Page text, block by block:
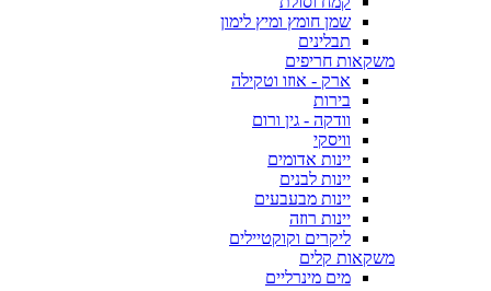
שמן חומץ ומיץ לימון
תבלינים
משקאות חריפים
ארק - אוזו וטקילה
בירות
וודקה - גין ורום
וויסקי
יינות אדומים
יינות לבנים
יינות מבעבעים
יינות רוזה
ליקרים וקוקטיילים
משקאות קלים
מים מינרליים